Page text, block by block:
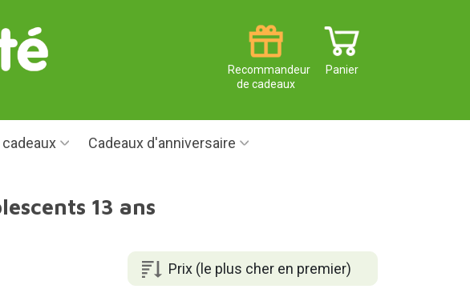
Panier
Recommandeur
de cadeaux
Cadeaux d'anniversaire
13 ans
Prix (le plus cher en premier)